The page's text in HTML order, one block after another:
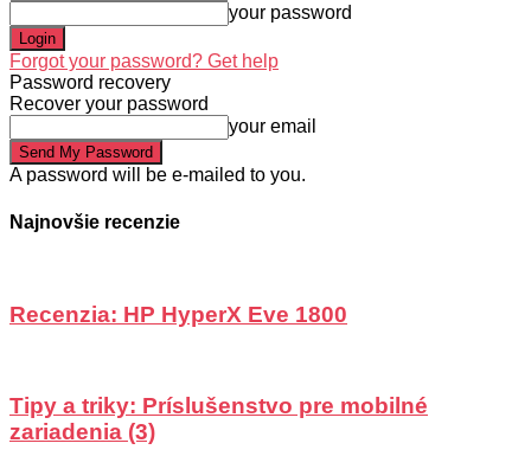
your password
Forgot your password? Get help
Password recovery
Recover your password
your email
A password will be e-mailed to you.
Najnovšie recenzie
Recenzia: HP HyperX Eve 1800
Tipy a triky: Príslušenstvo pre mobilné
zariadenia (3)